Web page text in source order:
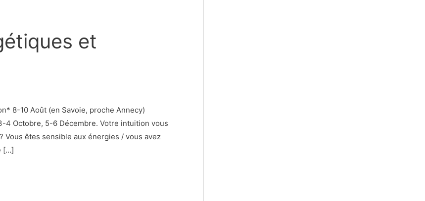
et
8-10 Août (en Savoie, proche Annecy)
4 Octobre, 5-6 Décembre. Votre intuition vous
Vous êtes sensible aux énergies / vous avez
[…]